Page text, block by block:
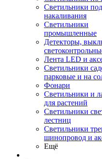
Светильники
накаливания
Светильники
промышленные
Детекторы,
Лента LED и
Светильники
парковые и на
Фонари
Светильники и
для растений
Светильники
лестниц
Светильники
шинопровод и
Ещё